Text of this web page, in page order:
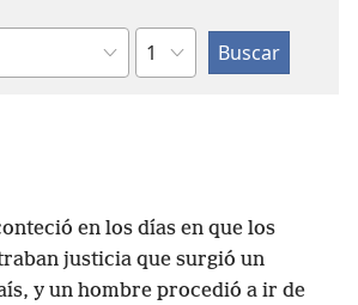
Capítulo
en los días en que los
justicia que surgió un
y un hombre procedió a ir de